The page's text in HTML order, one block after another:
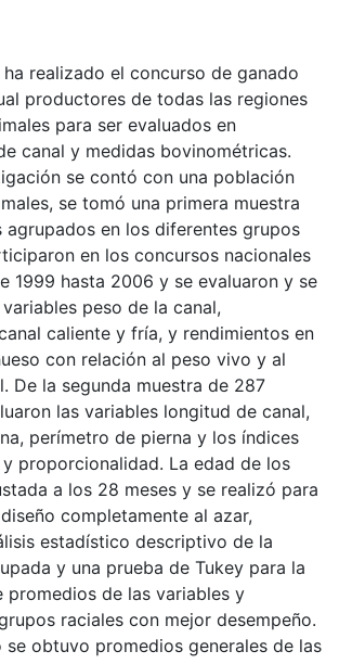
realizado el concurso de ganado
productores de todas las regiones
para ser evaluados en
canal y medidas bovinométricas.
se contó con una población
se tomó una primera muestra
agrupados en los diferentes grupos
en los concursos nacionales
1999 hasta 2006 y se evaluaron y se
peso de la canal,
caliente y fría, y rendimientos en
con relación al peso vivo y al
De la segunda muestra de 287
las variables longitud de canal,
perímetro de pierna y los índices
proporcionalidad. La edad de los
a los 28 meses y se realizó para
completamente al azar,
estadístico descriptivo de la
y una prueba de Tukey para la
promedios de las variables y
raciales con mejor desempeño.
se obtuvo promedios generales de las